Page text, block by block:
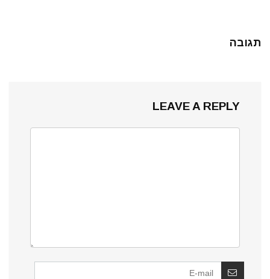
תגובה
LEAVE A REPLY